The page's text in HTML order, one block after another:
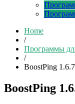
Home
/
Программы
/
BoostPing 1.6.7
BoostPing